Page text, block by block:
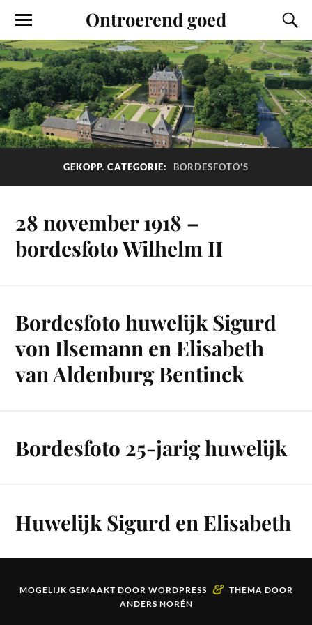
Ontroerend goed
GEKOPP. CATEGORIE: BORDESFOTO'S
28 november 1918 –
bordesfoto Wilhelm II
Bordesfoto huwelijk Sigurd
von Ilsemann en Elisabeth
van Aldenburg Bentinck
Bordesfoto 25-jarig huwelijk
Huwelijk Sigurd en Elisabeth
MOGELIJK GEMAAKT DOOR WORDPRESS & THEMA DOOR
ANDERS NORÉN